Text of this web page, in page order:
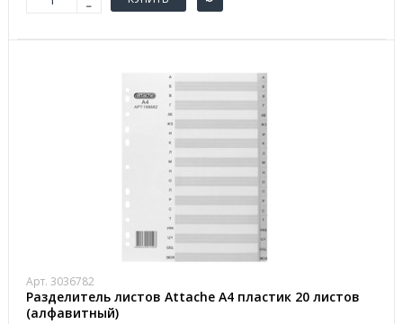
Арт. 3036782
Разделитель листов Attache A4 пластик 20 листов
(алфавитный)